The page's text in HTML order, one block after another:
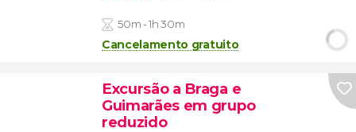
50m - 1h 30m
Cancelamento gratuito
Excursão a Braga e
Guimarães em grupo
reduzido